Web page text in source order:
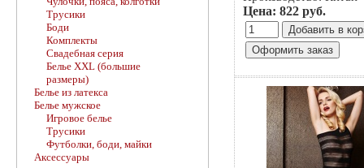
Трусики
Боди
Комплекты
Свадебная серия
Белье XXL (большие
размеры)
Белье из латекса
Белье мужское
Игровое белье
Трусики
Футболки, боди, майки
Аксессуары
Цена: 822 руб.